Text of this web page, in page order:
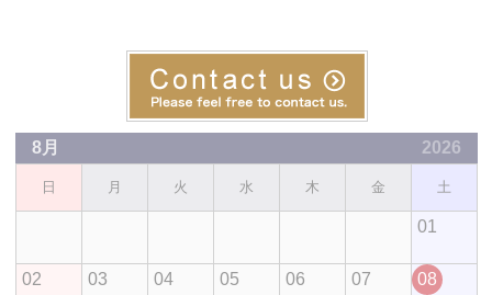
8月 2026
日 月 火 水 木 金 土
01
02 03 04 05 06 07 08